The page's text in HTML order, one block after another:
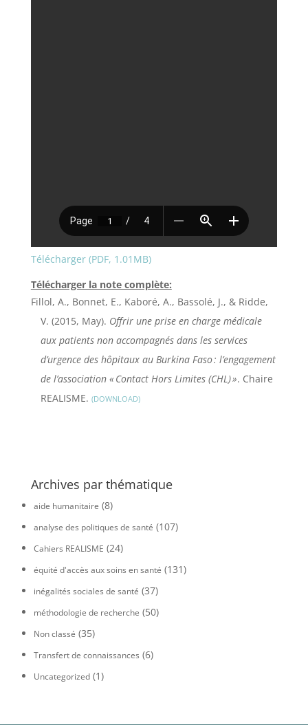
Télécharger (PDF, 1.01MB)
Télécharger la note complète:
Fillol, A., Bonnet, E., Kaboré, A., Bassolé, J., & Ridde,
V. (2015, May). Offrir une prise en charge médicale
aux patients non accompagnés dans les services
d’urgence des hôpitaux au Burkina Faso : l’engagement
de l’association « Contact Hors Limites (CHL) ». Chaire
REALISME. DOWNLOAD
Archives par thématique
aide humanitaire (8)
analyse des politiques de santé (107)
Cahiers REALISME (24)
équité d'accès aux soins en santé (131)
inégalités sociales de santé (37)
méthodologie de recherche (50)
Non classé (35)
Transfert de connaissances (6)
Uncategorized(1)